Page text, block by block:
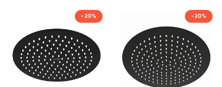
-20% -20%